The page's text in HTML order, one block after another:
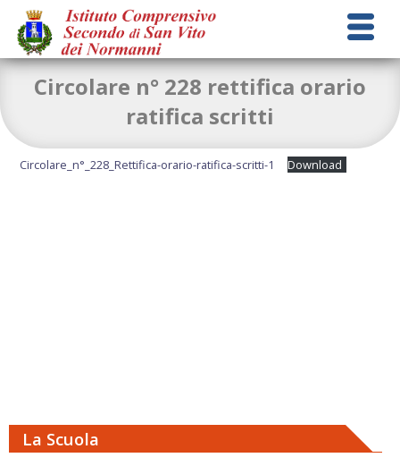
La Scuola
Circolare n° 228 rettifica orario
ratifica scritti
Circolare_n°_228_Rettifica-orario-ratifica-scritti-1 Download